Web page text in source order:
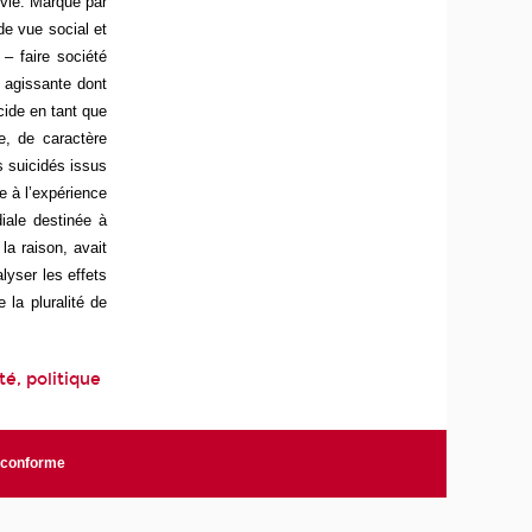
vue social et
– faire société
dont
en tant que
de caractère
suicidés issus
à l’expérience
destinée à
raison, avait
les effets
la pluralité de
politique